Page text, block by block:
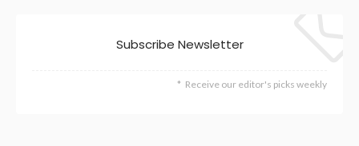
Subscribe Newsletter
Receive our editor's picks weekly